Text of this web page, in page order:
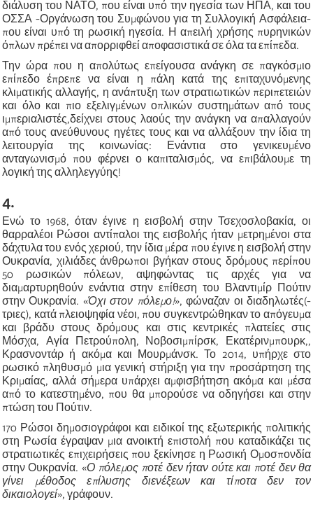
διάλυση του ΝΑΤΟ, που είναι υπό την ηγεσία των ΗΠΑ, και του
ΟΣΣΑ -Οργάνωση του Συμφώνου για τη Συλλογική Ασφάλεια-
που είναι υπό τη ρωσική ηγεσία. Η απειλή χρήσης πυρηνικών
όπλων πρέπει να απορριφθεί αποφασιστικά σε όλα τα επίπεδα.
Την ώρα που η απολύτως επείγουσα ανάγκη σε παγκόσμιο
επίπεδο έπρεπε να είναι η πάλη κατά της επιταχυνόμενης
κλιματικής αλλαγής, η ανάπτυξη των στρατιωτικών περιπετειών
και όλο και πιο εξελιγμένων οπλικών συστημάτων από τους
ιμπεριαλιστές,δείχνει στους λαούς την ανάγκη να απαλλαγούν
από τους ανεύθυνους ηγέτες τους και να αλλάξουν την ίδια τη
λειτουργία της κοινωνίας: Ενάντια στο γενικευμένο
ανταγωνισμό που φέρνει ο καπιταλισμός, να επιβάλουμε τη
λογική της αλληλεγγύης!
4.
Ενώ το 1968, όταν έγινε η εισβολή στην Τσεχοσλοβακία, οι
θαρραλέοι Ρώσοι αντίπαλοι της εισβολής ήταν μετρημένοι στα
δάχτυλα του ενός χεριού, την ίδια μέρα που έγινε η εισβολή στην
Ουκρανία, χιλιάδες άνθρωποι βγήκαν στους δρόμους περίπου
50 ρωσικών πόλεων, αψηφώντας τις αρχές για να
διαμαρτυρηθούν ενάντια στην επίθεση του Βλαντιμίρ Πούτιν
στην Ουκρανία. «Όχι στον πόλεμο!», φώναζαν οι διαδηλωτές(-
τριες), κατά πλειοψηφία νέοι, που συγκεντρώθηκαν το απόγευμα
και βράδυ στους δρόμους και στις κεντρικές πλατείες στις
Μόσχα, Αγία Πετρούπολη, Νοβοσιμπίρσκ, Εκατέρινμπουρκ,,
Κρασνοντάρ ή ακόμα και Μουρμάνσκ. Το 2014, υπήρχε στο
ρωσικό πληθυσμό μια γενική στήριξη για την προσάρτηση της
Κριμαίας, αλλά σήμερα υπάρχει αμφισβήτηση ακόμα και μέσα
από το κατεστημένο, που θα μπορούσε να οδηγήσει και στην
πτώση του Πούτιν.
170 Ρώσοι δημοσιογράφοι και ειδικοί της εξωτερικής πολιτικής
στη Ρωσία έγραψαν μια ανοικτή επιστολή που καταδικάζει τις
στρατιωτικές επιχειρήσεις που ξεκίνησε η Ρωσική Ομοσπονδία
στην Ουκρανία. «Ο πόλεμος ποτέ δεν ήταν ούτε και ποτέ δεν θα
γίνει μέθοδος επίλυσης διενέξεων και τίποτα δεν τον
δικαιολογεί», γράφουν.